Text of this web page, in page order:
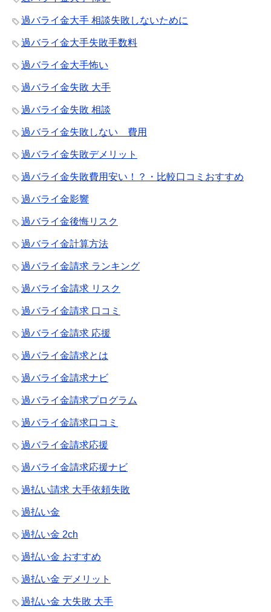
過バライ金大手 相談失敗しないために
過バライ金大手失敗手数料
過バライ金大手怖い
過バライ金失敗 大手
過バライ金失敗 相談
過バライ金失敗しない 費用
過バライ金失敗デメリット
過バライ金失敗費用安い！？・比較口コミおすすめ
過バライ金影響
過バライ金後悔リスク
過バライ金計算方法
過バライ金請求 ランキング
過バライ金請求 リスク
過バライ金請求 口コミ
過バライ金請求 応援
過バライ金請求とは
過バライ金請求ナビ
過バライ金請求プログラム
過バライ金請求口コミ
過バライ金請求応援
過バライ金請求応援ナビ
過払い請求 大手依頼失敗
過払い金
過払い金 2ch
過払い金 おすすめ
過払い金 デメリット
過払い金 大失敗 大手